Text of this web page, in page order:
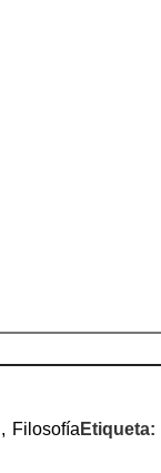
, Filosofía Etiqueta: